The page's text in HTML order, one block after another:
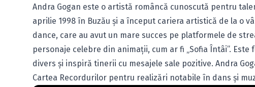
Andra Gogan este o artistă româncă cunoscută pentru
aprilie 1998 în Buzău și a început cariera artistică de la o
dance, care au avut un mare succes pe platformele de
personaje celebre din animații, cum ar fi „Sofia Întâi”.
divers și inspiră tinerii cu mesajele sale pozitive. Andra
Cartea Recordurilor pentru realizări notabile în dans și